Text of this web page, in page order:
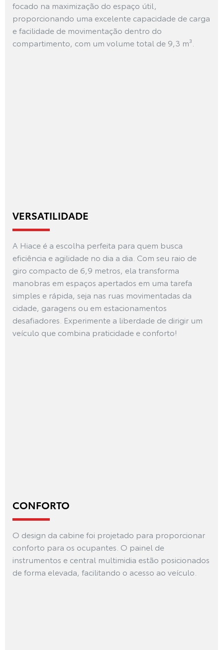
focado na maximização do espaço útil,
proporcionando uma excelente capacidade de carga
e facilidade de movimentação dentro do
compartimento, com um volume total de 9,3 m³.
VERSATILIDADE
A Hiace é a escolha perfeita para quem busca
eficiência e agilidade no dia a dia. Com seu raio de
giro compacto de 6,9 metros, ela transforma
manobras em espaços apertados em uma tarefa
simples e rápida, seja nas ruas movimentadas da
cidade, garagens ou em estacionamentos
desafiadores. Experimente a liberdade de dirigir um
veículo que combina praticidade e conforto!
CONFORTO
O design da cabine foi projetado para proporcionar
conforto para os ocupantes. O painel de
instrumentos e central multimidia estão posicionados
de forma elevada, facilitando o acesso ao veículo.